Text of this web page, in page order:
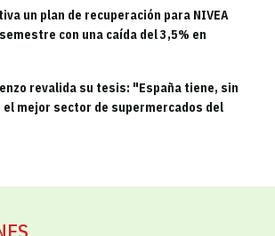
un plan de recuperación para NIVEA
con una caída del 3,5% en
revalida su tesis: "España tiene, sin
el mejor sector de supermercados del